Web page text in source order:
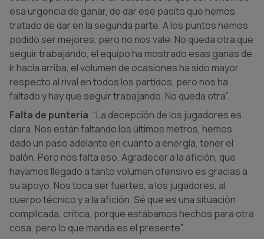
esa urgencia de ganar, de dar ese pasito que hemos
tratado de dar en la segunda parte. A los puntos hemos
podido ser mejores, pero no nos vale. No queda otra que
seguir trabajando, el equipo ha mostrado esas ganas de
ir hacia arriba, el volumen de ocasiones ha sido mayor
respecto al rival en todos los partidos, pero nos ha
faltado y hay que seguir trabajando. No queda otra”.
Falta de puntería: “La decepción de los jugadores es
clara. Nos están faltando los últimos metros, hemos
dado un paso adelante en cuanto a energía, tener el
balón. Pero nos falta eso. Agradecer a la afición, que
hayamos llegado a tanto volumen ofensivo es gracias a
su apoyo. Nos toca ser fuertes, a los jugadores, al
cuerpo técnico y a la afición. Sé que es una situación
complicada, crítica, porque estábamos hechos para otra
cosa, pero lo que manda es el presente”.